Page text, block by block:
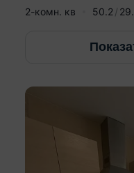
2-комн. кв 50.2